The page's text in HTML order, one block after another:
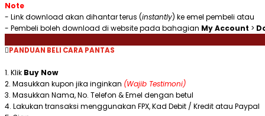
Note
- Link download akan dihantar terus (instantly) ke emel pembeli atau
- Pembeli boleh download di website pada bahagian My Account >
PANDUAN BELI CARA PANTAS
1. Klik Buy Now
2. Masukkan kupon jika inginkan (Wajib Testimoni)
3. Masukkan Nama, No. Telefon & Emel dengan betul
4. Lakukan transaksi menggunakan FPX, Kad Debit / Kredit atau Paypal